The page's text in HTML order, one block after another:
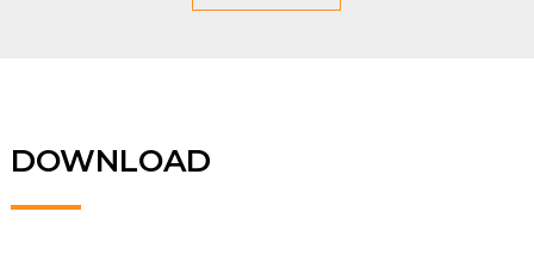
DOWNLOAD